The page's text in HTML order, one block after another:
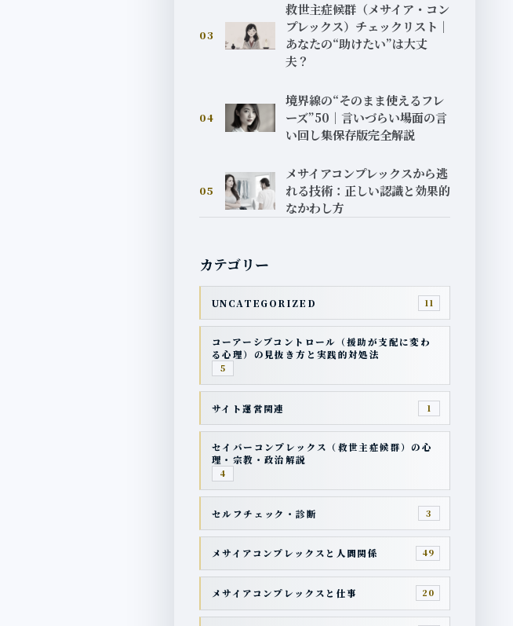
03
救世主症候群（メサイア・コン
プレックス）チェックリスト｜
あなたの“助けたい”は大丈
夫？
04
境界線の“そのまま使えるフレ
ーズ”50｜言いづらい場面の言
い回し集保存版完全解説
05
メサイアコンプレックスから逃
れる技術：正しい認識と効果的
なかわし方
カテゴリー
UNCATEGORIZED 11
コーアーシブコントロール（援助が支配に変わ
る心理）の見抜き方と実践的対処法
5
サイト運営関連 1
セイバーコンプレックス（救世主症候群）の心
理・宗教・政治解説
4
セルフチェック・診断 3
メサイアコンプレックスと人間関係 49
メサイアコンプレックスと仕事 20